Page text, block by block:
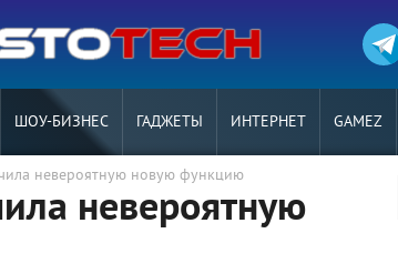
ШОУ-БИЗНЕС ГАДЖЕТЫ ИНТЕРНЕТ GAMEZ
невероятную новую функцию
невероятную